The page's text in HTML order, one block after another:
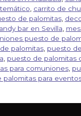
carrito de
de palomitas,
bar en Sevilla
puesto de
palomitas, puesto
puesto de palomitas
para comuniones,
palomitas para